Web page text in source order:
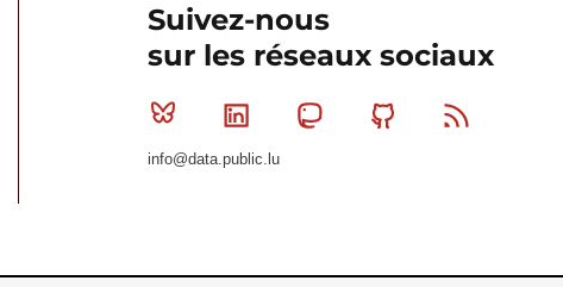
Suivez-nous
sur les réseaux sociaux
Bluesky Linkedin MastodonGithub
info@data.public.lu